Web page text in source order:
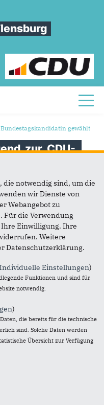
gewählt
zurCDU-
die notwendig sind, um die
wir Dienste von
Webangebot zu
Für die Verwendung
Einwilligung. Ihre
Weitere
Datenschutzerklärung.
Individuelle Einstellungen)
Funktionen und sind für
notwendig.
)
die bereits für die technische
sind. Solche Daten werden
Übersicht zur Verfügung